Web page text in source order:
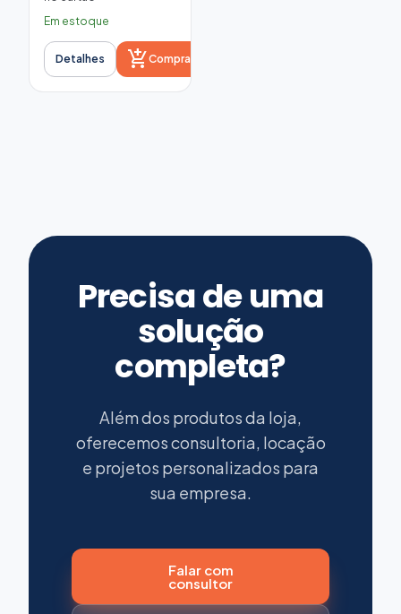
Em estoque
Detalhes add_shopping_cartComprar
Precisa de uma
solução
completa?
Além dos produtos da loja,
oferecemos consultoria, locação
e projetos personalizados para
sua empresa.
Falar com
consultor